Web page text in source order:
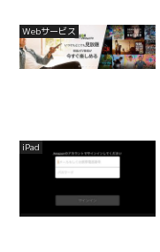
Webサービス
iPad